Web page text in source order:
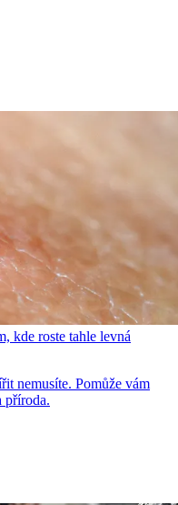
kde roste tahle levná
nemusíte. Pomůže vám
příroda.